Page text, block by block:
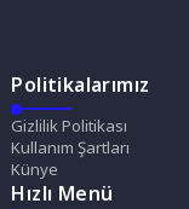
Politikalarımız
Gizlilik Politikası
Kullanım Şartları
Künye
Hızlı Menü